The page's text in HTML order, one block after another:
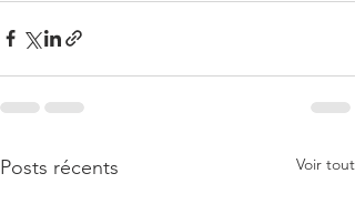
Posts récents Voir tout